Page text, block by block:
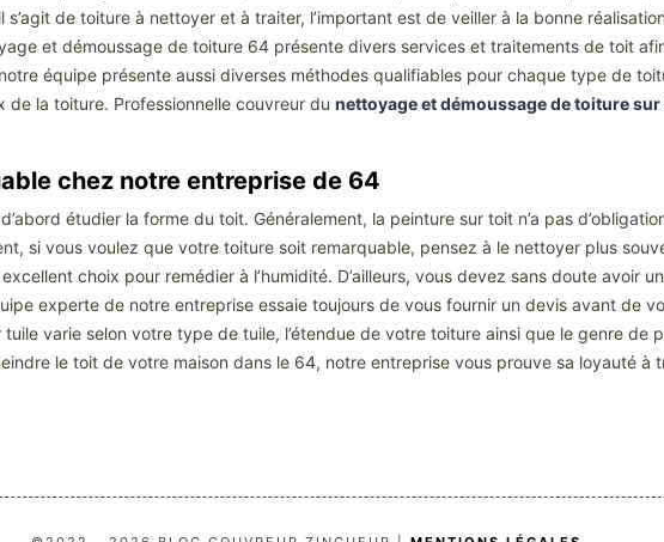
s’agit de toiture à nettoyer et à traiter, l’important est de veiller à la bonne
et démoussage de toiture 64 présente divers services et traitements de toit
équipe présente aussi diverses méthodes qualifiables pour chaque type de
la toiture. Professionnelle couvreur du nettoyage et démoussage de toiture sur
chez notre entreprise de 64
étudier la forme du toit. Généralement, la peinture sur toit n’a pas
si vous voulez que votre toiture soit remarquable, pensez à le nettoyer plus
choix pour remédier à l’humidité. D’ailleurs, vous devez sans doute avoir
experte de notre entreprise essaie toujours de vous fournir un devis avant de
varie selon votre type de tuile, l’étendue de votre toiture ainsi que le genre de
le toit de votre maison dans le 64, notre entreprise vous prouve sa loyauté à